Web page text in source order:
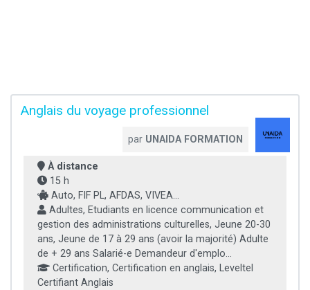
Anglais du voyage professionnel
par UNAIDA FORMATION
À distance
15 h
Auto, FIF PL, AFDAS, VIVEA...
Adultes, Etudiants en licence communication et
gestion des administrations culturelles, Jeune 20-30
ans, Jeune de 17 à 29 ans (avoir la majorité) Adulte
de + 29 ans Salarié-e Demandeur d'emplo...
Certification, Certification en anglais, Leveltel
Certifiant Anglais